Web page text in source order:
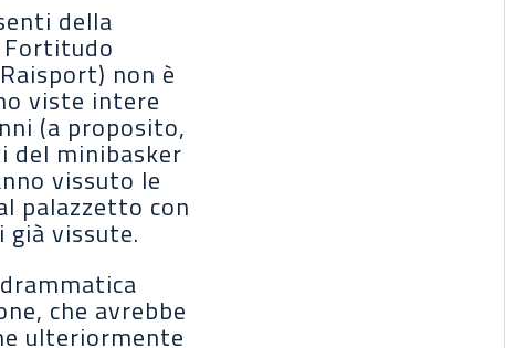
della
non è
viste intere
(a proposito,
del minibasker
vissuto le
palazzetto con
vissute.
che avrebbe
ulteriormente